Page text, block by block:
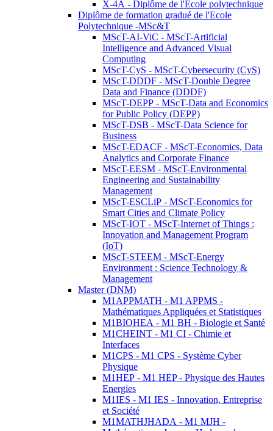
X-4A - Diplôme de l'Ecole polytechnique
Diplôme de formation gradué de l'Ecole
Polytechnique -MSc&T
MScT-AI-ViC - MScT-Artificial
Intelligence and Advanced Visual
Computing
MScT-CyS - MScT-Cybersecurity (CyS)
MScT-DDDF - MScT-Double Degree
Data and Finance (DDDF)
MScT-DEPP - MScT-Data and Economics
for Public Policy (DEPP)
MScT-DSB - MScT-Data Science for
Business
MScT-EDACF - MScT-Economics, Data
Analytics and Corporate Finance
MScT-EESM - MScT-Environmental
Engineering and Sustainability
Management
MScT-ESCLiP - MScT-Economics for
Smart Cities and Climate Policy
MScT-IOT - MScT-Internet of Things :
Innovation and Management Program
(IoT)
MScT-STEEM - MScT-Energy
Environment : Science Technology &
Management
Master (DNM)
M1APPMATH - M1 APPMS -
Mathématiques Appliquées et Statistiques
M1BIOHEA - M1 BH - Biologie et Santé
M1CHEINT - M1 CI - Chimie et
Interfaces
M1CPS - M1 CPS - Système Cyber
Physique
M1HEP - M1 HEP - Physique des Hautes
Energies
M1IES - M1 IES - Innovation, Entreprise
et Société
M1MATHJHADA - M1 MJH -